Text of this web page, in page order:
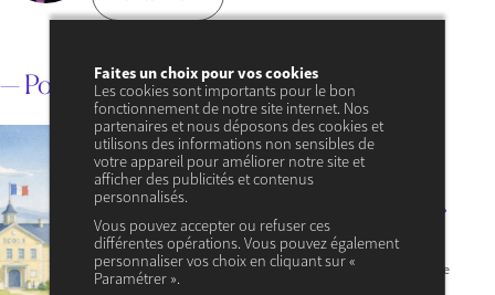
— Pour aller plus loin
17 FÉVRIER 2026
— PODCASTS— ENVIRONNEMENT & ÉNERGIE
Notre podcast Mermoz vous
emmène à « Perpète les oies »
Qu’est-ce que la ruralité aujourd’hui ? Pourquoi les
élèves ruraux accèdent-ils moins aux études
supérieures, même avec d’excellents résultats ? Entre
territoires attractifs et zones en déprise, vivre…
Faites un choix pour vos cookies
Les cookies sont importants pour le bon
fonctionnement de notre site internet. Nos
partenaires et nous déposons des cookies et
utilisons des informations non sensibles de
votre appareil pour améliorer notre site et
afficher des publicités et contenus
personnalisés.
Vous pouvez accepter ou refuser ces
différentes opérations. Vous pouvez également
personnaliser vos choix en cliquant sur «
Paramétrer ».